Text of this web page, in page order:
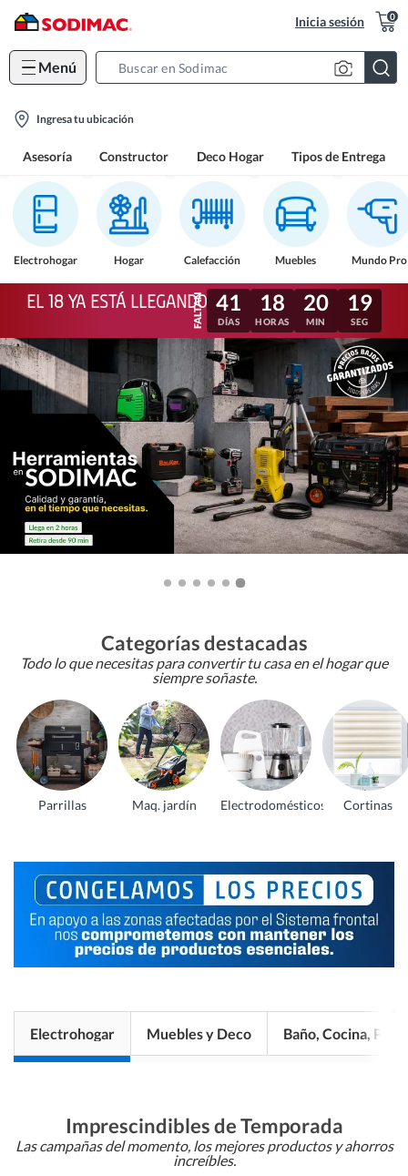
Inicia sesión 0
Menú
location-
Ingresa tu ubicación
Asesoría Constructor Deco Hogar Tipos de Entrega
Electrohogar Hogar Calefacción Muebles Mundo Pro
EL 18 YA ESTÁ LLEGANDO 41
DÍAS
18
HORAS
20
MIN
16
SEG
Categorías destacadas
Todo lo que necesitas para convertir tu casa en el hogar que
siempre soñaste.
Parrillas Maq. jardín Electrodomésticos Cortinas
Electrohogar Muebles y Deco Baño, Cocina, Pisos
Imprescindibles de Temporada
Las campañas del momento, los mejores productos y ahorros
increíbles.